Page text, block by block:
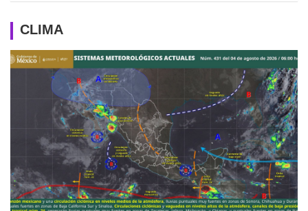
CLIMA